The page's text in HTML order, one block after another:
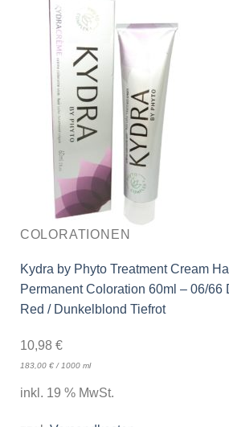
COLORATIONEN
Kydra by Phyto Treatment Cream
Permanent Coloration 60ml – 06/66
Red / Dunkelblond Tiefrot
10,98 €
183,00 €/1000 ml
inkl. 19 % MwSt.